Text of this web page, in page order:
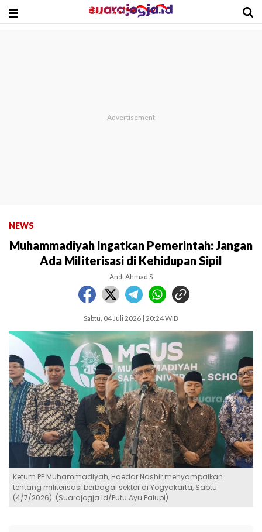
NEWS
Muhammadiyah Ingatkan Pemerintah: Jangan
Ada Militerisasi di Kehidupan Sipil
Andi Ahmad S
Sabtu, 04 Juli 2026 | 20:24 WIB
Ketum PP Muhammadiyah, Haedar Nashir menyampaikan
tentang militerisasi berbagai sektor di Yogyakarta, Sabtu
(4/7/2026). (Suarajogja.id/Putu Ayu Palupi)